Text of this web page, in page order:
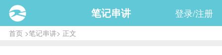
笔记串讲 登录/注册
首页>笔记串讲> 正文